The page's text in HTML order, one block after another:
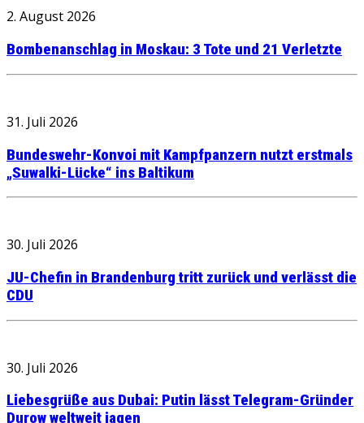
2. August 2026
Bombenanschlag in Moskau: 3 Tote und 21 Verletzte
31. Juli 2026
Bundeswehr-Konvoi mit Kampfpanzern nutzt erstmals
„Suwalki-Lücke“ ins Baltikum
30. Juli 2026
JU-Chefin in Brandenburg tritt zurück und verlässt die
CDU
30. Juli 2026
Liebesgrüße aus Dubai: Putin lässt Telegram-Gründer
Durow weltweit jagen